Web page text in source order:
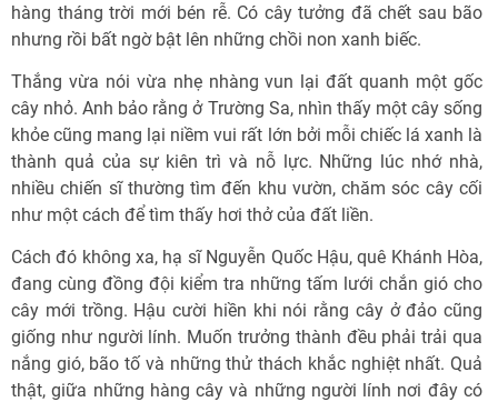
hàng tháng trời mới bén rễ. Có cây tưởng đã chết sau bão
nhưng rồi bất ngờ bật lên những chồi non xanh biếc.
Thắng vừa nói vừa nhẹ nhàng vun lại đất quanh một gốc
cây nhỏ. Anh bảo rằng ở Trường Sa, nhìn thấy một cây sống
khỏe cũng mang lại niềm vui rất lớn bởi mỗi chiếc lá xanh là
thành quả của sự kiên trì và nỗ lực. Những lúc nhớ nhà,
nhiều chiến sĩ thường tìm đến khu vườn, chăm sóc cây cối
như một cách để tìm thấy hơi thở của đất liền.
Cách đó không xa, hạ sĩ Nguyễn Quốc Hậu, quê Khánh Hòa,
đang cùng đồng đội kiểm tra những tấm lưới chắn gió cho
cây mới trồng. Hậu cười hiền khi nói rằng cây ở đảo cũng
giống như người lính. Muốn trưởng thành đều phải trải qua
nắng gió, bão tố và những thử thách khắc nghiệt nhất. Quả
thật, giữa những hàng cây và những người lính nơi đây có